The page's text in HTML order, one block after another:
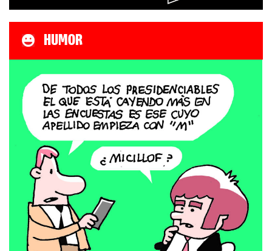
HUMOR